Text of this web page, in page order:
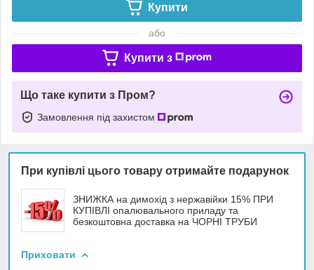
Купити
або
Купити з
Що таке купити з Пром?
Замовлення під захистом
При купівлі цього товару отримайте подарунок
ЗНИЖКА на димохід з нержавійки 15% ПРИ
КУПІВЛІ опалювального приладу та
безкоштовна доставка на ЧОРНІ ТРУБИ
Приховати